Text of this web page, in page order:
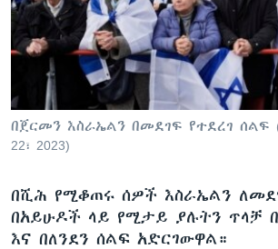
ቋንቋዎች
በጀርመን እስራኤልን በመደገፍ የተደረገ
22፣ 2023)
በሺሕ የሚቆጠሩ ሰዎች እስራኤልን
በአይሁዶች ላይ የሚታይ ያሉትን ጥላቻ
እና በለንደን ሰልፍ አድርገውዋል።